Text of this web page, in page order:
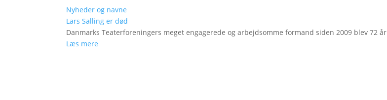
Nyheder og navne
Lars Salling er død
Danmarks Teaterforeningers meget engagerede og arbejdsomme formand siden 2009 blev 72 år
Læs mere